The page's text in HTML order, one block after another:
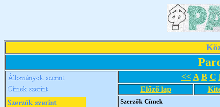
<< A B C
Előző lap
Szerzők Címek